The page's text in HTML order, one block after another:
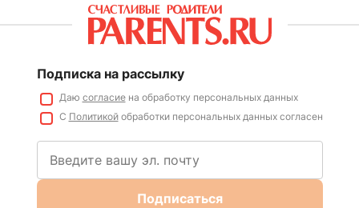
Подписка на рассылку
Даю согласиена обработку персональных данных
С Политикойобработки персональных данных согласен
Подписаться